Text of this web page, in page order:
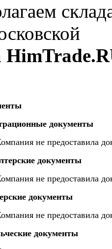
документы
не предоставила
документы
не предоставила
документы
не предоставила
документы